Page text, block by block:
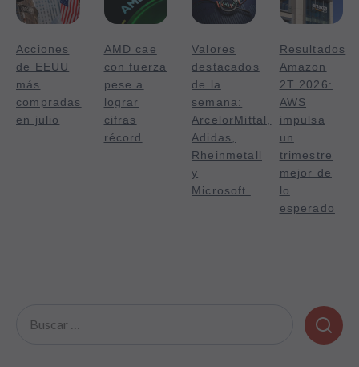
Acciones
de EEUU
más
compradas
en julio
AMD cae
con fuerza
pese a
lograr
cifras
récord
Valores
destacados
de la
semana:
ArcelorMittal,
Adidas,
Rheinmetall
y
Microsoft.
Resultados
Amazon
2T 2026:
AWS
impulsa
un
trimestre
mejor de
lo
esperado